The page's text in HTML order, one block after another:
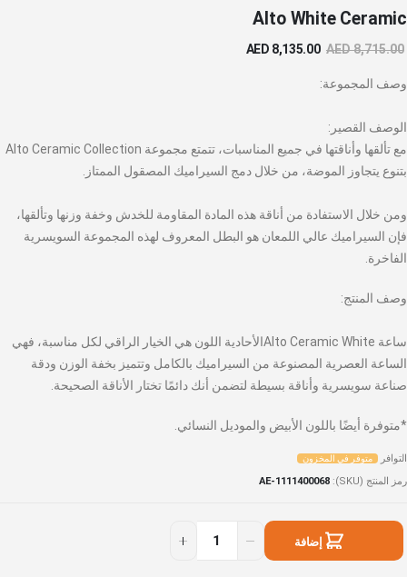
إلى
معرض
Alto White Ceramic
AED 8,715.00
AED 8,135.00
وصف المجموعة:
الوصف القصير:
مع تألقها وأناقتها في جميع المناسبات، تتمتع مجموعة Alto Ceramic Collection
بتنوع يتجاوز الموضة، من خلال دمج السيراميك المصقول الممتاز.
ومن خلال الاستفادة من أناقة هذه المادة المقاومة للخدش وخفة وزنها وتألقها،
فإن السيراميك عالي اللمعان هو البطل المعروف لهذه المجموعة السويسرية
الفاخرة.
وصف المنتج:
ساعة Alto Ceramic Whiteالأحادية اللون هي الخيار الراقي لكل مناسبة، فهي
الساعة العصرية المصنوعة من السيراميك بالكامل وتتميز بخفة الوزن ودقة
صناعة سويسرية وأناقة بسيطة لتضمن أنك دائمًا تختار الأناقة الصحيحة.
*متوفرة أيضًا باللون الأبيض والموديل النسائي.
التوافر متوفر في المخزون
رمز المنتج (SKU) AE-1111400068
إضافة